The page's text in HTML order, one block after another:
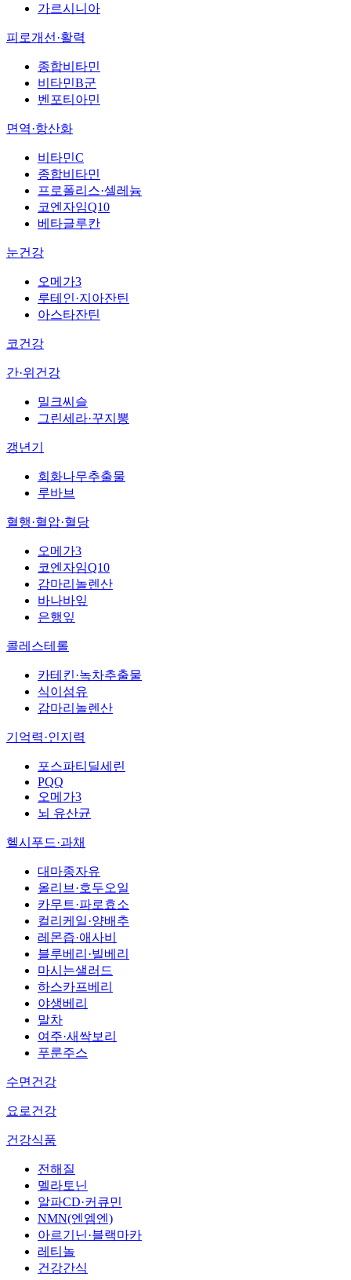
가르시니아
피로개선·활력
종합비타민
비타민B군
벤포티아민
면역·항산화
비타민C
종합비타민
프로폴리스·셀레늄
코엔자임Q10
베타글루칸
눈건강
오메가3
루테인·지아잔틴
아스타잔틴
코건강
간·위건강
밀크씨슬
그린세라·꾸지뽕
갱년기
회화나무추출물
루바브
혈행·혈압·혈당
오메가3
코엔자임Q10
감마리놀렌산
바나바잎
은행잎
콜레스테롤
카테킨·녹차추출물
식이섬유
감마리놀렌산
기억력·인지력
포스파티딜세린
PQQ
오메가3
뇌 유산균
헬시푸드·과채
대마종자유
올리브·호두오일
카무트·파로효소
컬리케일·양배추
레몬즙·애사비
블루베리·빌베리
마시는샐러드
하스카프베리
야생베리
말차
여주·새싹보리
푸룬주스
수면건강
요로건강
건강식품
전해질
멜라토닌
알파CD·커큐민
NMN(엔엠엔)
아르기닌·블랙마카
레티놀
건강간식